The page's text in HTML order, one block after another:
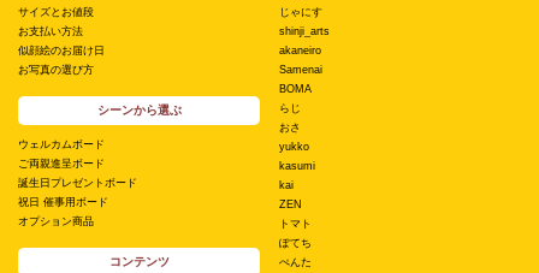
サイズとお値段
お支払い方法
似顔絵のお届け日
お写真の選び方
シーンから選ぶ
ウェルカムボード
ご両親進呈ボード
誕生日プレゼントボード
祝日 催事用ボード
オプション商品
コンテンツ
じゃにす
shinji_arts
akaneiro
Samenai
BOMA
らじ
おさ
yukko
kasumi
kai
ZEN
トマト
ぽてち
ぺんた